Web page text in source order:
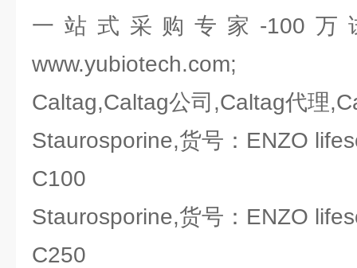
一站式采购专家-100万
www.yubiotech.com;
Caltag,Caltag公司,Caltag代理
Staurosporine,货号：ENZO
C100
Staurosporine,货号：ENZO
C250